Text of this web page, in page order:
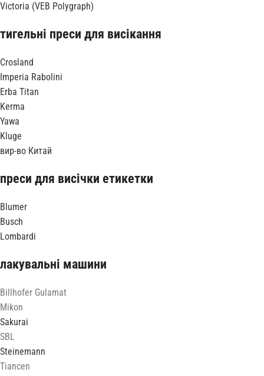
Victoria (VEB Polygraph)
тигельні преси для висікання
Crosland
Imperia Rabolini
Erba Titan
Kerma
Yawa
Kluge
вир-во Китай
преси для висічки етикетки
Blumer
Busch
Lombardi
лакувальні машини
Billhofer Gulamat
Mikon
Sakurai
SBL
Steinemann
Tiancen